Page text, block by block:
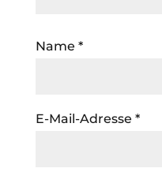
Name *
E-Mail-Adresse *